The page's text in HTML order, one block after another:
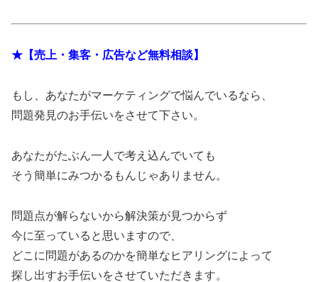
★【売上・集客・広告など無料相談】
もし、あなたがマーケティングで悩んでいるなら、
問題発見のお手伝いをさせて下さい。
あなたがたぶん一人で考え込んでいても
そう簡単にみつかるもんじゃありません。
問題点が解らないから解決策が見つからず
今に至っていると思いますので、
どこに問題があるのかを簡単なヒアリングによって
探し出すお手伝いをさせていただきます。